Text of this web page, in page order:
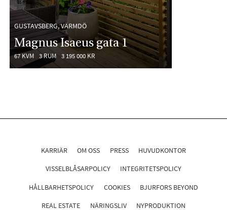
GUSTAVSBERG, VÄRMDÖ
Magnus Isaeus gata 1
67 KVM 3 RUM 3 195 000 KR
KARRIÄR OM OSS PRESS HUVUDKONTOR
VISSELBLÅSARPOLICY INTEGRITETSPOLICY
HÅLLBARHETSPOLICY COOKIES BJURFORS BEYOND
REAL ESTATE NÄRINGSLIV NYPRODUKTION